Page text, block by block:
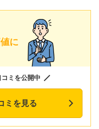
に
ミを公開中
ミを見る